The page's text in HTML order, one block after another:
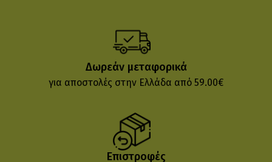
Δωρεάν μεταφορικά
για αποστολές στην Ελλάδα από 59.00€
Επιστροφές